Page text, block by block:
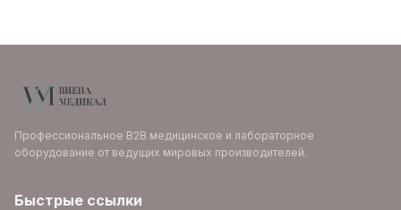
Профессиональное B2B медицинское и лабораторное
оборудование от ведущих мировых производителей.
Быстрые ссылки